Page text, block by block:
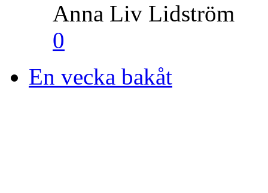
Anna Liv Lidström
0
En vecka bakåt